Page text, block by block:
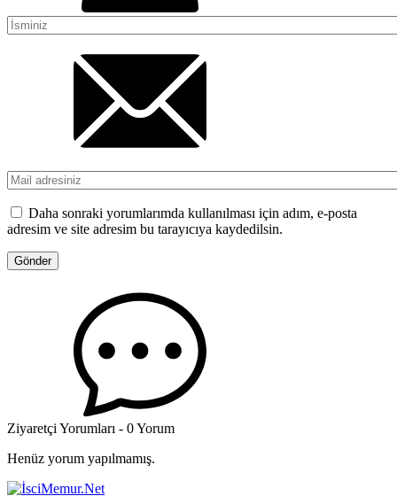
Daha sonraki yorumlarımda kullanılması için adım, e-posta
adresim ve site adresim bu tarayıcıya kaydedilsin.
Ziyaretçi Yorumları - 0 Yorum
Henüz yorum yapılmamış.